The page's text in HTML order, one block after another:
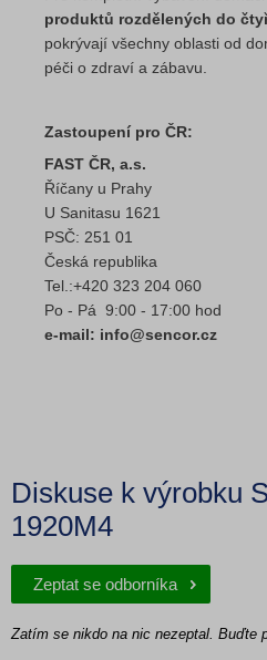
produktů rozdělených do
pokrývají všechny oblasti od
péči o zdraví a zábavu.
Zastoupení pro ČR:
FAST ČR, a.s.
Říčany u Prahy
U Sanitasu 1621
PSČ: 251 01
Česká republika
Tel.:+420 323 204 060
Po - Pá 9:00 - 17:00 hod
e-mail: info@sencor.cz
Diskuse k výrobku
1920M4
Zeptat se odborníka
Zatím se nikdo na nic nezeptal. Buďte